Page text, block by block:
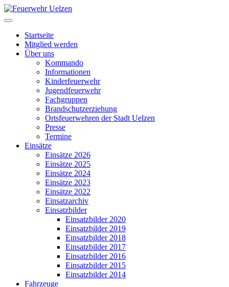
Startseite
Mitglied werden
Über uns
Kommando
Informationen
Kinderfeuerwehr
Jugendfeuerwehr
Fachgruppen
Brandschutzerziehung
Ortsfeuerwehren der Stadt Uelzen
Presse
Termine
Einsätze
Einsätze 2026
Einsätze 2025
Einsätze 2024
Einsätze 2023
Einsätze 2022
Einsatzarchiv
Einsatzbilder
Einsatzbilder 2020
Einsatzbilder 2019
Einsatzbilder 2018
Einsatzbilder 2017
Einsatzbilder 2016
Einsatzbilder 2015
Einsatzbilder 2014
Fahrzeuge